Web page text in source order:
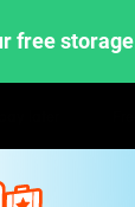
free storage